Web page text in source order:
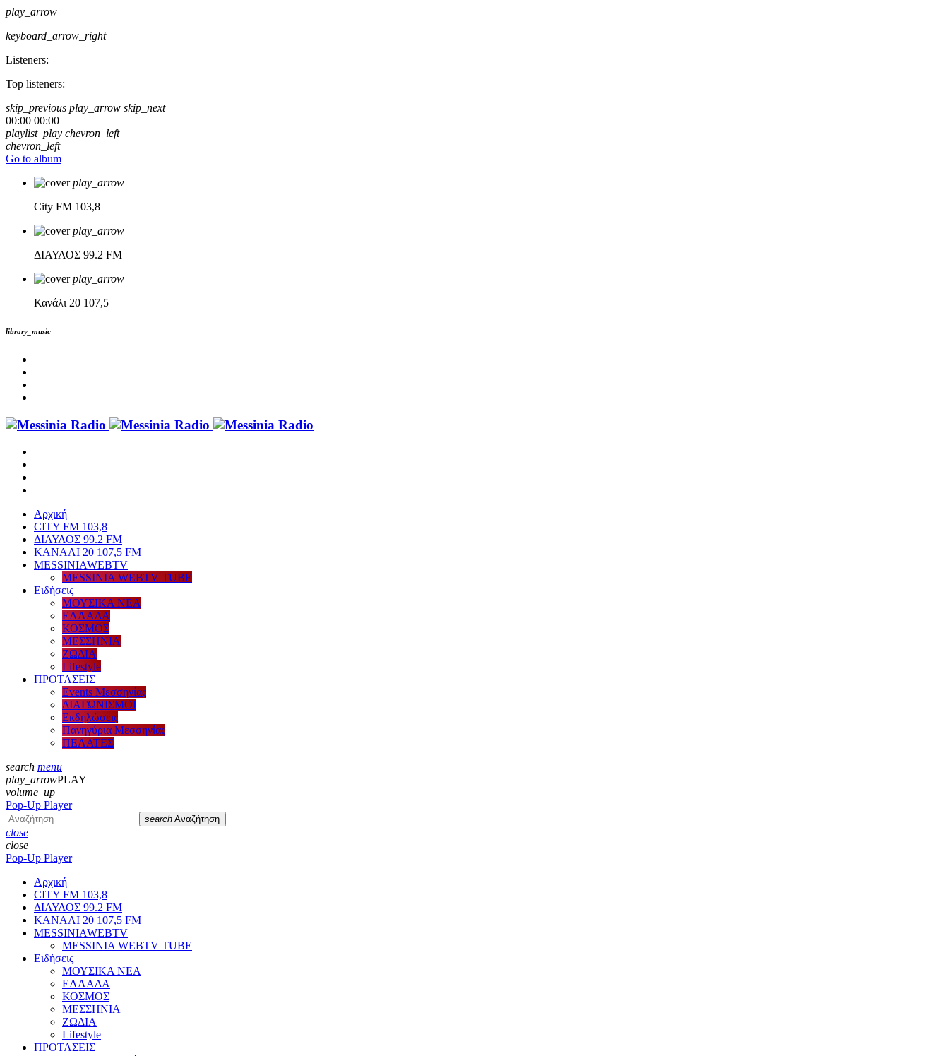
play_arrow
keyboard_arrow_right
Listeners:
Top listeners:
skip_previous play_arrow skip_next
00:00 00:00
playlist_play chevron_left
chevron_left
Go to album
play_arrow
City FM 103,8
play_arrow
ΔΙΑΥΛΟΣ 99.2 FM
play_arrow
Κανάλι 20 107,5
library_music
Αρχική
CITY FM 103,8
ΔΙΑΥΛΟΣ 99.2 FM
ΚΑΝΑΛΙ 20 107,5 FM
MESSINIAWEBTV
MESSINIA WEBTV TUBE
Eιδήσεις
ΜΟΥΣΙΚΑ ΝΕΑ
ΕΛΛΑΔΑ
ΚΟΣΜΟΣ
ΜΕΣΣΗΝΙΑ
ΖΩΔΙΑ
Lifestyle
ΠΡΟΤΑΣΕΙΣ
Events Μεσσηνίας
ΔΙΑΓΩΝΙΣΜΟΙ
Εκδηλώσεις
Πανηγύρια Μεσσηνίας
ΠΕΛΑΤΕΣ
search menu
play_arrowPLAY
volume_up
Pop-Up Player
search Αναζήτηση
close
close
Pop-Up Player
Αρχική
CITY FM 103,8
ΔΙΑΥΛΟΣ 99.2 FM
ΚΑΝΑΛΙ 20 107,5 FM
MESSINIAWEBTV
MESSINIA WEBTV TUBE
Eιδήσεις
ΜΟΥΣΙΚΑ ΝΕΑ
ΕΛΛΑΔΑ
ΚΟΣΜΟΣ
ΜΕΣΣΗΝΙΑ
ΖΩΔΙΑ
Lifestyle
ΠΡΟΤΑΣΕΙΣ